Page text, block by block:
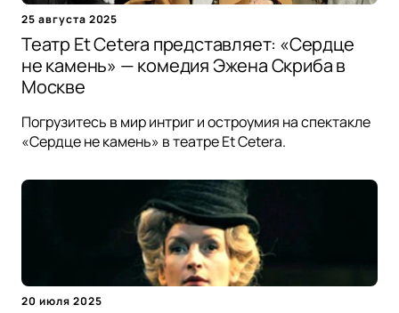
25 августа 2025
Театр Et Cetera представляет: «Сердце
не камень» — комедия Эжена Скриба в
Москве
Погрузитесь в мир интриг и остроумия на спектакле
«Сердце не камень» в театре Et Cetera.
20 июля 2025